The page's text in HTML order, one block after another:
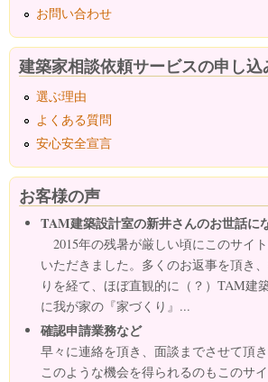
お問い合わせ
建築家相談依頼サービスの申し込
選ぶ理由
よくある質問
安心安全宣言
お客様の声
TAM建築設計室の新井さんのお世話に
2015年の残暑が厳しい頃にこのサイ
いただきました。多くのお返事を頂き
りを経て、ほぼ直観的に（？）TAM建
に我が家の『家づくり』...
確認申請業務など
早々に連絡を頂き、面談までさせて頂き
このような機会を得られるのもこのサ